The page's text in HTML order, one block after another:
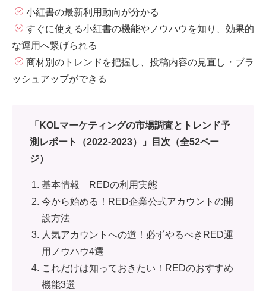
小紅書の最新利用動向が分かる
すぐに使える小紅書の機能やノウハウを知り、効果的
な運用へ繋げられる
商材別のトレンドを把握し、投稿内容の見直し・ブラ
ッシュアップができる
「KOLマーケティングの市場調査とトレンド予
測レポート（2022-2023）」目次（全52ペー
ジ）
基本情報 REDの利用実態
今から始める！RED企業公式アカウントの開
設方法
人気アカウントへの道！必ずやるべきRED運
用ノウハウ4選
これだけは知っておきたい！REDのおすすめ
機能3選